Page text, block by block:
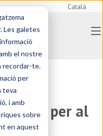
Les galetes
el nostre
recordar-te.
per
teva
i amb
sobre
en aquest
Català
per al